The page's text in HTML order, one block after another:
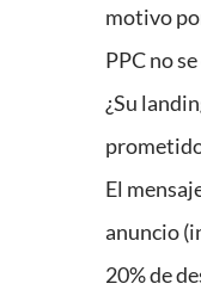
motivo
PPC no
¿Su
El
anuncio
20% de